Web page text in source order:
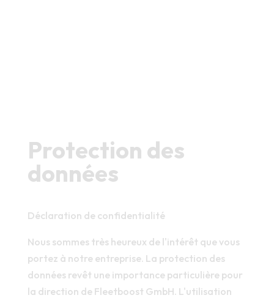
Protection des
données
Déclaration de confidentialité
Nous sommes très heureux de l'intérêt que vous
portez à notre entreprise. La protection des
données revêt une importance particulière pour
la direction de Fleetboost GmbH. L'utilisation